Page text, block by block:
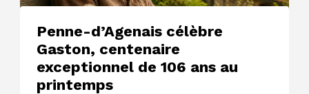
Penne-d’Agenais célèbre
Gaston, centenaire
exceptionnel de 106 ans au
printemps